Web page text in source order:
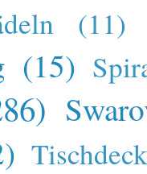
(11)
(15)